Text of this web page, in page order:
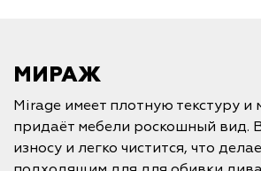
МИРАЖ
Mirage имеет плотную текстуру и
придаёт мебели роскошный вид.
износу и легко чистится, что